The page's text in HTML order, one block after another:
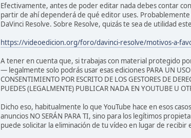
Efectivamente, antes de poder editar nada debes contar
partir de ahí dependerá de qué editor uses.
DaVinci Resolve. Sobre Resolve, quizás te sea de utilidad
https://videoedicion.org/foro/davinci-resolve/motivos-a-
A tener en cuenta que, si trabajas con material protegido
— legalmente solo podrás usar esas ediciones PARA UN USO
CONSENTIMIENTO POR ESCRITO DE LOS GESTORES DE
PUEDES (LEGALMENTE) PUBLICAR NADA EN YOUTUBE U
Dicho eso, habitualmente lo que YouTube hace en esos
anuncios NO SERÁN PARA TI, sino para los legítimos
puede solicitar la eliminación de tu vídeo en lugar de recibir